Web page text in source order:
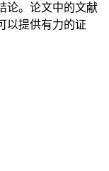
论。论文中的文献
以提供有力的证